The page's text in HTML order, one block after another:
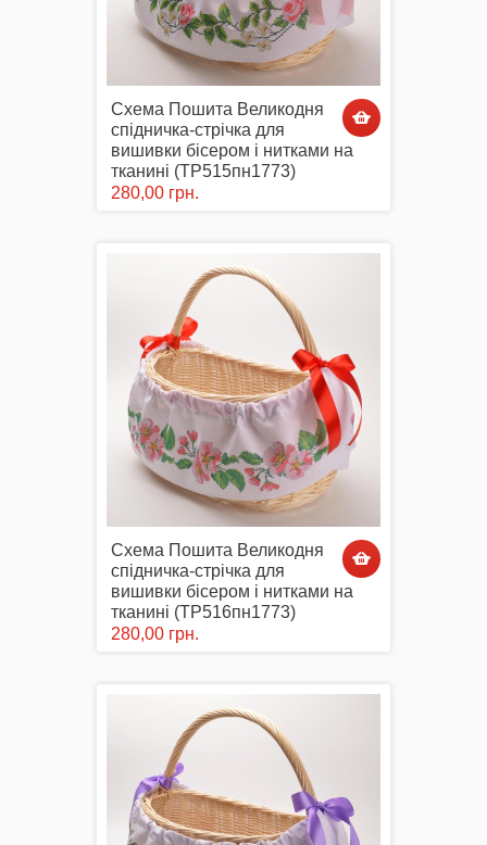
Вишиті картини, рушники
Подарункові сертифікати
Схема Пошита Великодня
спідничка-стрічка для
вишивки бісером і нитками на
тканині (ТР515пн1773)
280,00 грн.
Схема Пошита Великодня
спідничка-стрічка для
вишивки бісером і нитками на
тканині (ТР516пн1773)
280,00 грн.